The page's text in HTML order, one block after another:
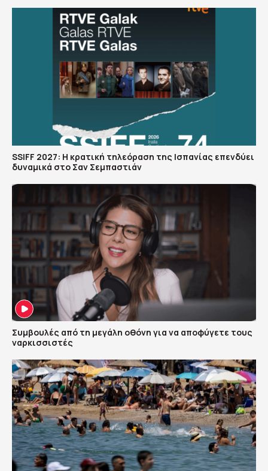
SSIFF 2027: Η κρατική τηλεόραση της Ισπανίας επενδύει
δυναμικά στο Σαν Σεμπαστιάν
Συμβουλές από τη μεγάλη οθόνη για να αποφύγετε τους
ναρκισσιστές